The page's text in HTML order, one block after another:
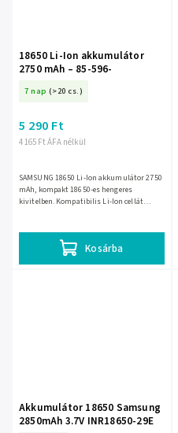
18650 Li-Ion akkumulátor
2750 mAh – 85-596-
7 nap (>20 cs.)
4 165 Ft ÁFA nélkül
5 290 Ft
Kosárba
SAMSUNG 18650 Li-Ion akkumulátor 2750
mAh, kompakt 18650-es hengeres
kivitelben. Kompatibilis Li-Ion cellát
használatra...
Akkumulátor 18650 Samsung
2850mAh 3.7V INR18650-29E